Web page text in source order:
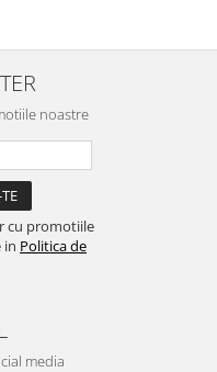
noastre
cu promotiile
in Politica de
media